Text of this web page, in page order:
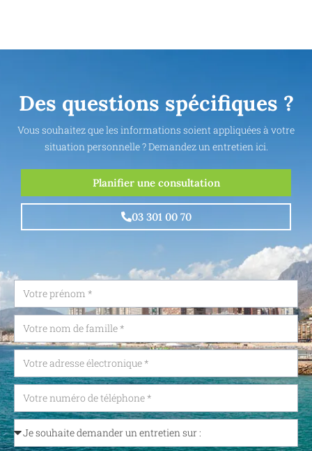
Des questions spécifiques ?
Vous souhaitez que les informations soient appliquées à votre
situation personnelle ? Demandez un entretien ici.
Planifier une consultation
03 301 00 70